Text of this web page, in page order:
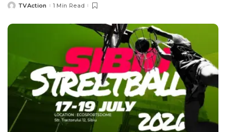
PostedTVAction 1 Min Read